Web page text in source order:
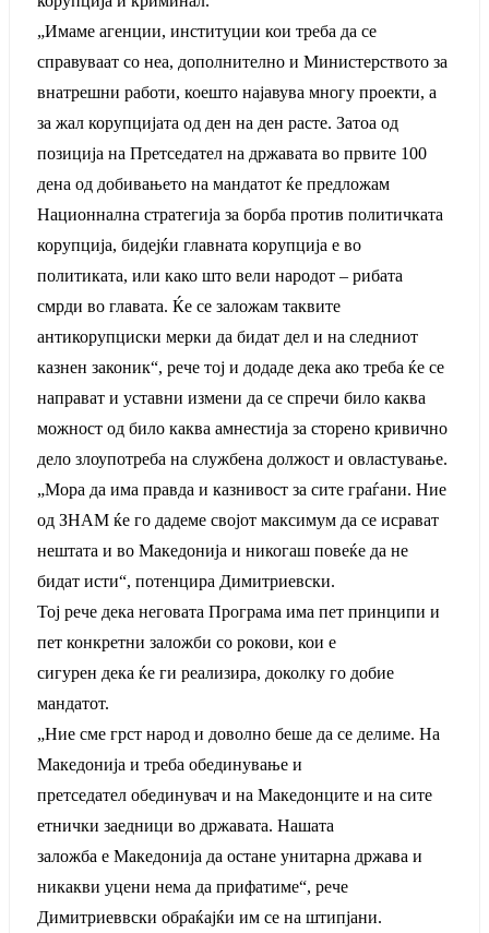
„Имаме агенции, институции кои треба да се
справуваат со неа, дополнително и Министерството за
внатрешни работи, коешто најавува многу проекти, а
за жал корупцијата од ден на ден расте. Затоа од
позиција на Претседател на државата во првите 100
дена од добивањето на мандатот ќе предложам
Национнална стратегија за борба против политичката
корупција, бидејќи главната корупција е во
политиката, или како што вели народот – рибата
смрди во главата. Ќе се заложам таквите
антикорупциски мерки да бидат дел и на следниот
казнен законик“, рече тој и додаде дека ако треба ќе се
направат и уставни измени да се спречи било каква
можност од било каква амнестија за сторено кривично
дело злоупотреба на службена должост и овластување.
„Мора да има правда и казнивост за сите граѓани. Ние
од ЗНАМ ќе го дадеме својот максимум да се исрават
нештата и во Македонија и никогаш повеќе да не
бидат исти“, потенцира Димитриевски.
Тој рече дека неговата Програма има пет принципи и
пет конкретни заложби со рокови, кои е
сигурен дека ќе ги реализира, доколку го добие
мандатот.
„Ние сме грст народ и доволно беше да се делиме. На
Македонија и треба обединување и
претседател обединувач и на Македонците и на сите
етнички заедници во државата. Нашата
заложба е Македонија да остане унитарна држава и
никакви уцени нема да прифатиме“, рече
Димитриеввски обраќајќи им се на штипјани.